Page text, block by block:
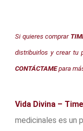
Si quieres comprar
distribuirlos y crear tu
CONTÁCTAMEpara
Vida Divina – Time
medicinales es un